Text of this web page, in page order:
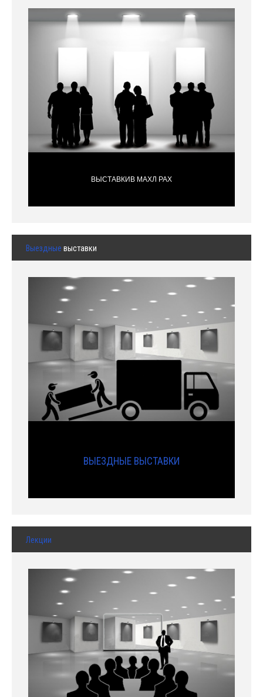
ВЫСТАВКИВ МАХЛ РАХ
Выездные выставки
ВЫЕЗДНЫЕ ВЫСТАВКИ
Лекции